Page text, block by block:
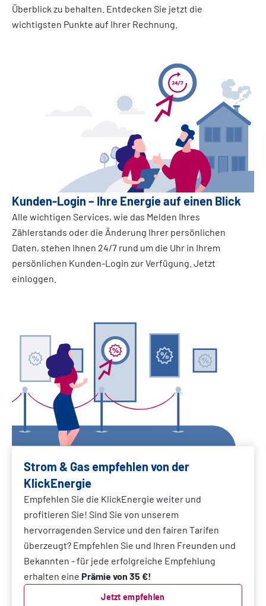
Überblick zu behalten. Entdecken Sie jetzt die
wichtigsten Punkte auf Ihrer Rechnung.
Kunden-Login – Ihre Energie auf einen Blick
Alle wichtigen Services, wie das Melden Ihres
Zählerstands oder die Änderung Ihrer persönlichen
Daten, stehen Ihnen 24/7 rund um die Uhr in Ihrem
persönlichen Kunden-Login zur Verfügung. Jetzt
einloggen.
Strom & Gas empfehlen von der
KlickEnergie
Empfehlen Sie die KlickEnergie weiter und
profitieren Sie! Sind Sie von unserem
hervorragenden Service und den fairen Tarifen
überzeugt? Empfehlen Sie und Ihren Freunden und
Bekannten - für jede erfolgreiche Empfehlung
erhalten eine Prämie von 35 €!
Jetzt empfehlen